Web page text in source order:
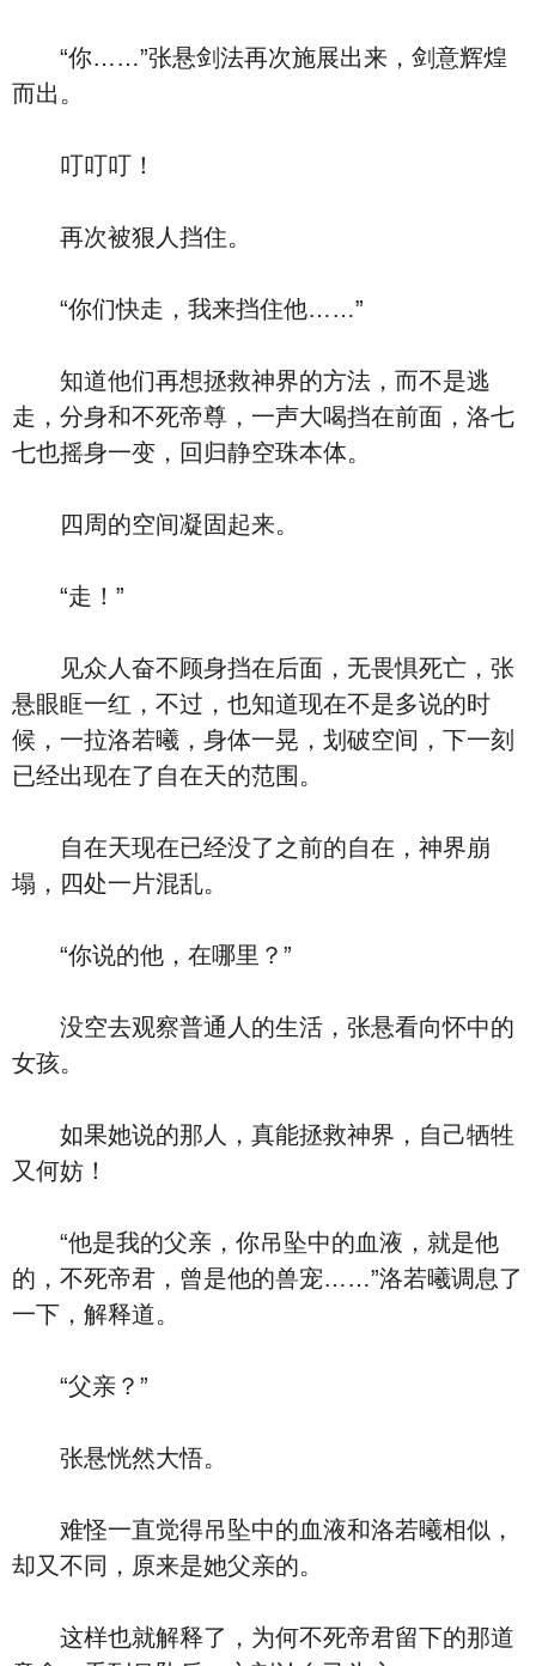
“你……”张悬剑法再次施展出来，剑意辉煌
而出。
叮叮叮！
再次被狠人挡住。
“你们快走，我来挡住他……”
知道他们再想拯救神界的方法，而不是逃
走，分身和不死帝尊，一声大喝挡在前面，洛七
七也摇身一变，回归静空珠本体。
四周的空间凝固起来。
“走！”
见众人奋不顾身挡在后面，无畏惧死亡，张
悬眼眶一红，不过，也知道现在不是多说的时
候，一拉洛若曦，身体一晃，划破空间，下一刻
已经出现在了自在天的范围。
自在天现在已经没了之前的自在，神界崩
塌，四处一片混乱。
“你说的他，在哪里？”
没空去观察普通人的生活，张悬看向怀中的
女孩。
如果她说的那人，真能拯救神界，自己牺牲
又何妨！
“他是我的父亲，你吊坠中的血液，就是他
的，不死帝君，曾是他的兽宠……”洛若曦调息了
一下，解释道。
“父亲？”
张悬恍然大悟。
难怪一直觉得吊坠中的血液和洛若曦相似，
却又不同，原来是她父亲的。
这样也就解释了，为何不死帝君留下的那道